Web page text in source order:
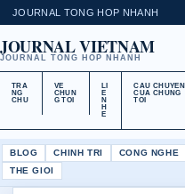
JOURNAL TONG HOP NHANH
JOURNAL VIETNAM
JOURNAL TONG HOP NHANH
TRA
NG
CHU
VE
CHUN
G TOI
LI
E
N
H
E
CAU CHUYEN
CUA CHUNG
TOI
BLOG CHINH TRI CONG NGHE
THE GIOI